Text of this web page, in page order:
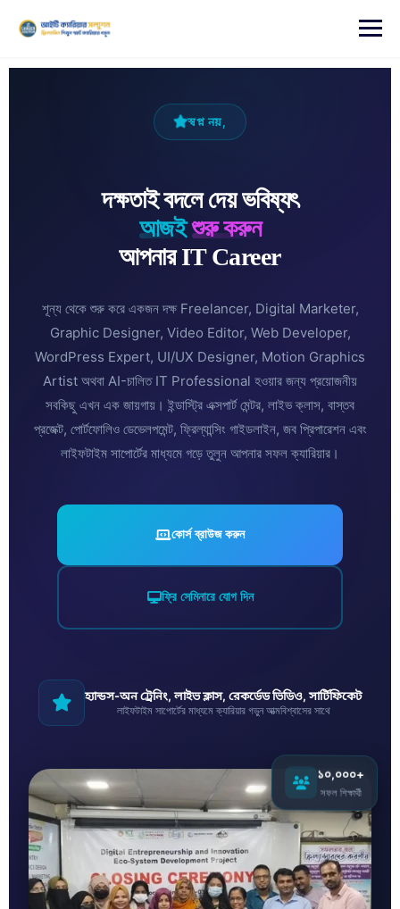
স্বপ্ন নয়,
দক্ষতাই বদলে দেয় ভবিষ্যৎ
আজই শুরু করুন
আপনার IT Career
শূন্য থেকে শুরু করে একজন দক্ষ Freelancer, Digital Marketer,
Graphic Designer, Video Editor, Web Developer,
WordPress Expert, UI/UX Designer, Motion Graphics
Artist অথবা AI-চালিত IT Professional হওয়ার জন্য প্রয়োজনীয়
সবকিছু এখন এক জায়গায়। ইন্ডাস্ট্রি এক্সপার্ট মেন্টর, লাইভ ক্লাস, বাস্তব
প্রজেক্ট, পোর্টফোলিও ডেভেলপমেন্ট, ফ্রিল্যান্সিং গাইডলাইন, জব প্রিপারেশন এবং
লাইফটাইম সাপোর্টের মাধ্যমে গড়ে তুলুন আপনার সফল ক্যারিয়ার।
কোর্স ব্রাউজ করুন
ফ্রি সেমিনারে যোগ দিন
হ্যান্ডস-অন ট্রেনিং, লাইভ ক্লাস, রেকর্ডেড ভিডিও, সার্টিফিকেট
লাইফটাইম সাপোর্টের মাধ্যমে ক্যারিয়ার গড়ুন আত্মবিশ্বাসের সাথে
১০,০০০+
সফল শিক্ষার্থী